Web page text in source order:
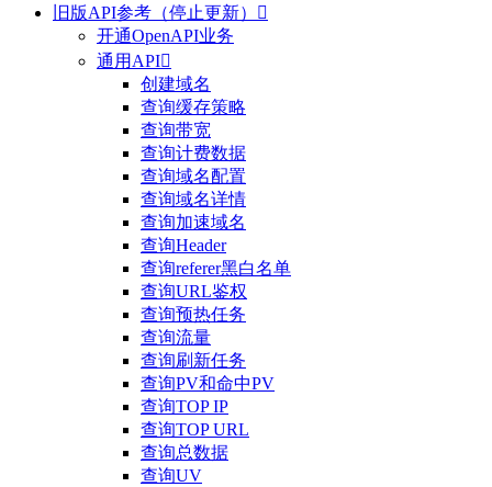
旧版API参考（停止更新）

开通OpenAPI业务
通用API
创建域名
查询缓存策略
查询带宽
查询计费数据
查询域名配置
查询域名详情
查询加速域名
查询Header
查询referer黑白名单
查询URL鉴权
查询预热任务
查询流量
查询刷新任务
查询PV和命中PV
查询TOP IP
查询TOP URL
查询总数据
查询UV